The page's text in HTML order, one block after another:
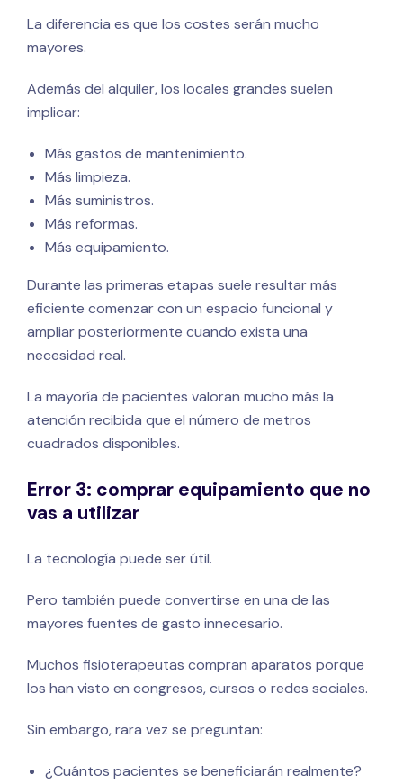
La diferencia es que los costes serán mucho
mayores.
Además del alquiler, los locales grandes suelen
implicar:
Más gastos de mantenimiento.
Más limpieza.
Más suministros.
Más reformas.
Más equipamiento.
Durante las primeras etapas suele resultar más
eficiente comenzar con un espacio funcional y
ampliar posteriormente cuando exista una
necesidad real.
La mayoría de pacientes valoran mucho más la
atención recibida que el número de metros
cuadrados disponibles.
Error 3: comprar equipamiento que no
vas a utilizar
La tecnología puede ser útil.
Pero también puede convertirse en una de las
mayores fuentes de gasto innecesario.
Muchos fisioterapeutas compran aparatos porque
los han visto en congresos, cursos o redes sociales.
Sin embargo, rara vez se preguntan:
¿Cuántos pacientes se beneficiarán realmente?